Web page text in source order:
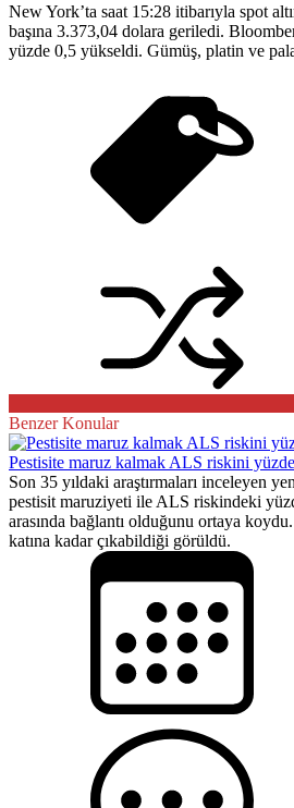
New York’ta saat 15:28 itibarıyla spot
başına 3.373,04 dolara geriledi.
yüzde 0,5 yükseldi. Gümüş, platin ve
Benzer Konular
Pestisite maruz kalmak ALS riskini yüzde
Son 35 yıldaki araştırmaları inceleyen
pestisit maruziyeti ile ALS riskindeki
arasında bağlantı olduğunu ortaya
katına kadar çıkabildiği görüldü.